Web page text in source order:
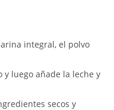
integral, el polvo
y luego añade la leche y
secos y